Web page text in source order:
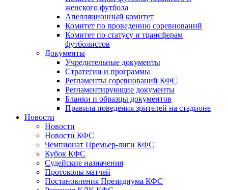
женского футбола
Апелляционный комитет
Комитет по проведению соревнований
Комитет по статусу и трансферам
футболистов
Документы
Учредительные документы
Стратегии и программы
Регламенты соревнований КФС
Регламентирующие документы
Бланки и образцы документов
Правила поведения зрителей на стадионе
Новости
Новости
Новости КФС
Чемпионат Премьер-лиги КФС
Кубок КФС
Судейские назначения
Протоколы матчей
Постановления Президиума КФС